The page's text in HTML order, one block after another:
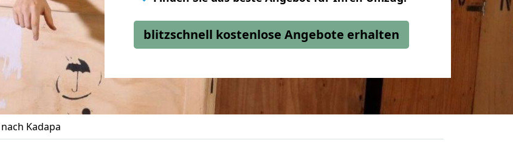
blitzschnell kostenlose Angebote erhalten
Kadapa